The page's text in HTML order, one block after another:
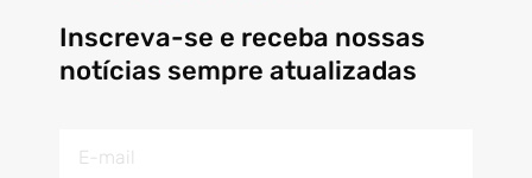
Inscreva-se e receba nossas
notícias sempre atualizadas
mail